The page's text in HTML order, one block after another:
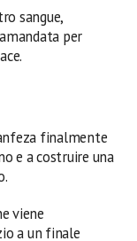
sangue,
per
finalmente
e a costruire una
viene
a un finale